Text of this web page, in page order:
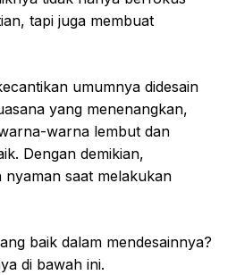
tapi juga membuat
umumnya didesain
yang menenangkan,
warna lembut dan
Dengan demikian,
nyaman saat melakukan
baik dalam mendesainnya?
di bawah ini.